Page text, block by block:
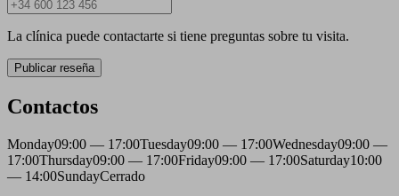
La clínica puede contactarte si tiene preguntas sobre tu visita.
Publicar reseña
Contactos
Monday09:00 — 17:00Tuesday09:00 — 17:00Wednesday09:00 —
17:00Thursday09:00 — 17:00Friday09:00 — 17:00Saturday10:00
— 14:00SundayCerrado